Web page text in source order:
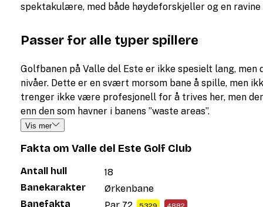
spektakulære, med både høydeforskjeller og en
Passer for alle typer spillere
Golfbanen på Valle del Este er ikke spesielt lang,
nivåer. Dette er en svært morsom bane å spille, men
trenger ikke være profesjonell for å trives her, men
enn den som havner i banens ”waste areas”.
Vis mer
Fakta om Valle del Este Golf Club
Antall hull
18
Banekarakter
Ørkenbane
Banefakta
Par 72,